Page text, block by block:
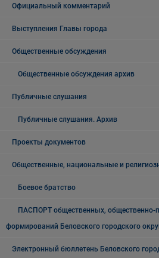
Официальный комментарий
Выступления Главы города
Общественные обсуждения
Общественные обсуждения архив
Публичные слушания
Публичные слушания. Архив
Проекты документов
Общественные, национальные и
Боевое братство
ПАСПОРТ общественных, общественно-
формирований Беловского городского
Электронный бюллетень Беловского